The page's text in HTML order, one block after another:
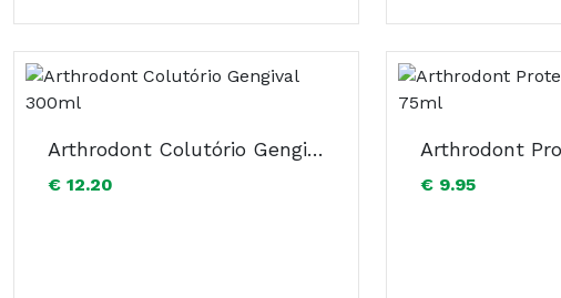
Arthrodont Colutório Gengival 300ml
€ 12.20 € 9.95